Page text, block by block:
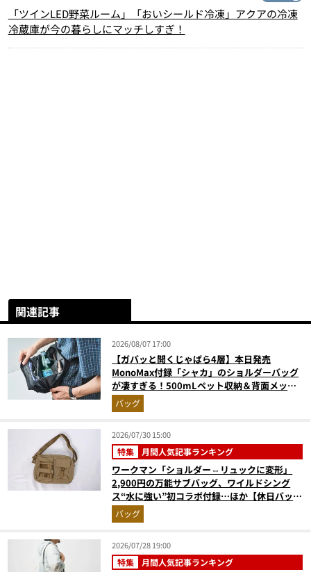
「ツインLED野菜ルーム」「おいシールド冷凍」アクアの冷凍
冷蔵庫が今の暮らしにマッチしすぎ！
関連記事
2026/08/07 17:00
【ガバッと開くじゃばら4層】本日発売
MonoMax付録「シャカ」のショルダーバッグ
が凄すぎる！500mLペット収納＆背面メッシ
ュでベタつかない
バッグ
2026/07/30 15:00
特集 月間人気記事ランキング
ワークマン「ショルダー⇔リュックに変形」
2,900円の万能サブバッグ、ワイルドシング
ス“水に強い”初コラボ付録…ほか【休日バッグ
の人気記事ランキングベスト3】（2026年6月
版）
バッグ
2026/07/28 19:00
特集 月間人気記事ランキング